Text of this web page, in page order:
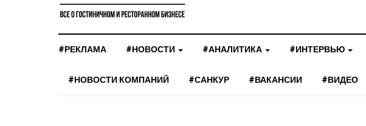
#РЕКЛАМА #НОВОСТИ #АНАЛИТИКА #ИНТЕРВЬЮ
#НОВОСТИ КОМПАНИЙ #САНКУР #ВАКАНСИИ #ВИДЕО